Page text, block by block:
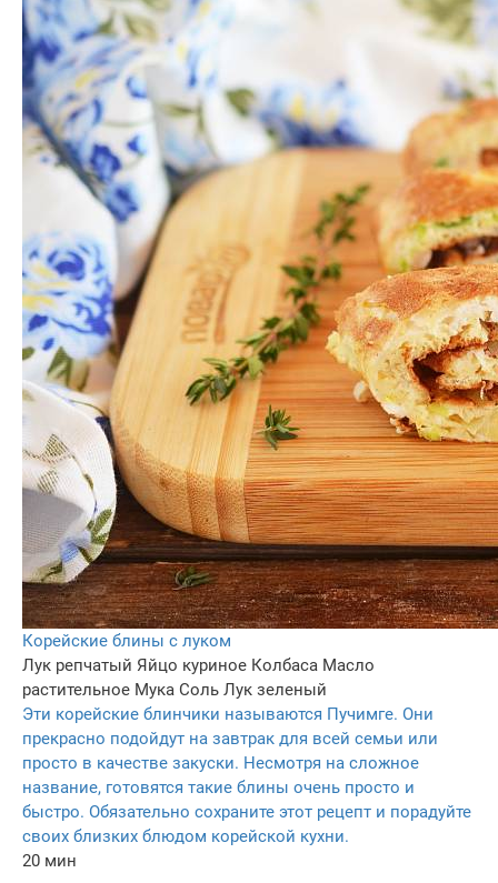
Корейские блины с луком
Лук репчатый Яйцо куриное Колбаса Масло
растительное Мука Соль Лук зеленый
Эти корейские блинчики называются Пучимге. Они
прекрасно подойдут на завтрак для всей семьи или
просто в качестве закуски. Несмотря на сложное
название, готовятся такие блины очень просто и
быстро. Обязательно сохраните этот рецепт и порадуйте
своих близких блюдом корейской кухни.
20 мин